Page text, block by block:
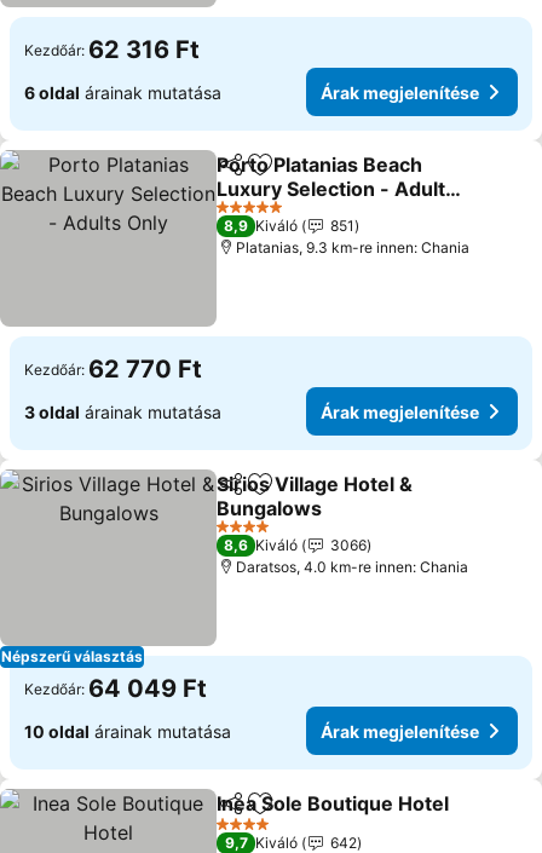
Kezdőár: 62 316 Ft
6 oldal árainak mutatása Árak megjelenítése
Megosztás
Hozzáadás a kedvencekhez
Porto Platanias Beach
Luxury Selection - Adults
Only
Árak megjelenítése
5 Kategória
8,9 Kiváló
851
Platanias, 9.3 km-re innen: Chania
Kezdőár: 62 770 Ft
3 oldal árainak mutatása Árak megjelenítése
Népszerű választás
Megosztás
Hozzáadás a kedvencekhez
Sirios Village Hotel &
Bungalows
Árak megjelenítése
4 Kategória
8,6 Kiváló
3066
Daratsos, 4.0 km-re innen: Chania
Kezdőár: 64 049 Ft
10 oldal árainak mutatása Árak megjelenítése
MegosztásHozzáadás a kedvencekhez
Inea Sole Boutique Hotel
4 Kategória
9,7 Kiváló
642